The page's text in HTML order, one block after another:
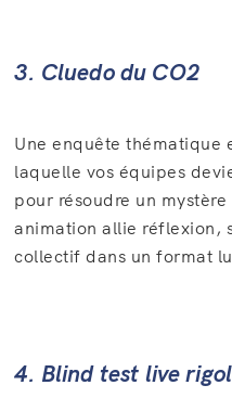
3. Cluedo du CO2
Une enquête thématique
laquelle vos équipes
pour résoudre un
animation allie réflexion,
collectif dans un format
4. Blind test live